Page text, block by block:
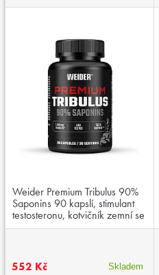
Weider Premium Tribulus 90%
Saponins 90 kapslí, stimulant
testosteronu, kotvičník zemní se
zinkem
552 Kč Skladem